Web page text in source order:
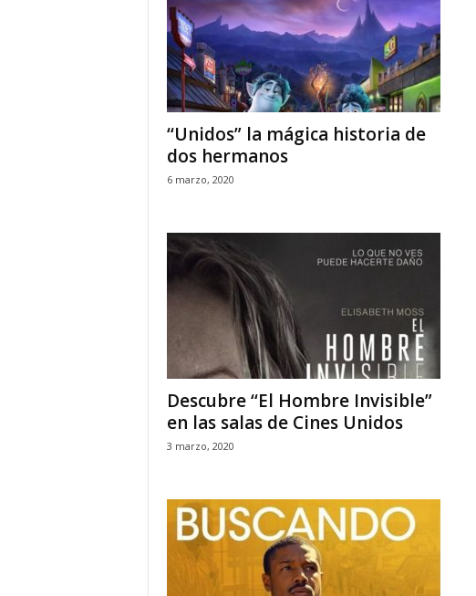
‘‘Unidos” la mágica historia de
dos hermanos
6 marzo, 2020
Descubre ‘‘El Hombre Invisible”
en las salas de Cines Unidos
3 marzo, 2020